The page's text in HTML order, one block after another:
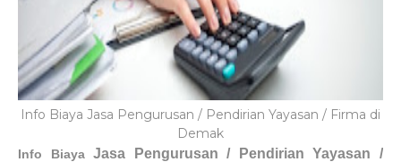
Info Biaya Jasa Pengurusan / Pendirian Yayasan / Firma di
Demak
Info BiayaJasa Pengurusan / Pendirian Yayasan /